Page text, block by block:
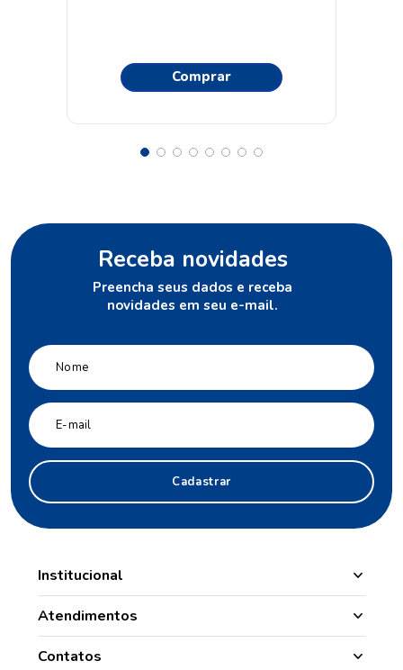
Comprar
Receba novidades
Preencha seus dados e receba
novidades em seu e-mail.
Cadastrar
Institucional
Manipulação
Quem Somos
Atendimentos
Nossas Lojas
Contatos